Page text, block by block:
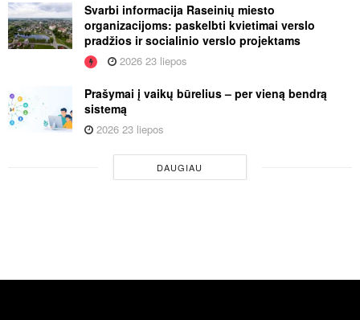
Svarbi informacija Raseinių miesto
organizacijoms: paskelbti kvietimai verslo
pradžios ir socialinio verslo projektams
2026 23 liepos
Prašymai į vaikų būrelius – per vieną bendrą
sistemą
2026 23 liepos
DAUGIAU